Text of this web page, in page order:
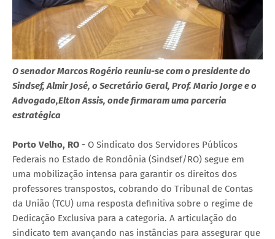
O senador Marcos Rogério reuniu-se com o presidente do
Sindsef, Almir José, o Secretário Geral, Prof. Mario Jorge e o
Advogado,Elton Assis, onde firmaram uma parceria
estratégica
Porto Velho, RO - O Sindicato dos Servidores Públicos
Federais no Estado de Rondônia (Sindsef/RO) segue em
uma mobilização intensa para garantir os direitos dos
professores transpostos, cobrando do Tribunal de Contas
da União (TCU) uma resposta definitiva sobre o regime de
Dedicação Exclusiva para a categoria. A articulação do
sindicato tem avançando nas instâncias para assegurar que